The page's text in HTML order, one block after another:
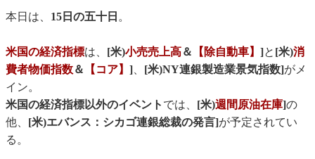
本日は、 15日の五十日 。
米国の経済指標は、 [米)小売売上高＆ 【除自動車】 ]と [米)消
費者物価指数＆ 【コア】 ]、 [米)NY連銀製造業景気指数]がメ
イン。
米国の経済指標以外のイベント では、 [米)週間原油在庫]の
他、 [米)エバンス：シカゴ連銀総裁の発言]が予定されてい
る。